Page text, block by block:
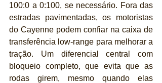
100:0 a 0:100, se necessário. Fora das
estradas pavimentadas, os motoristas
do Cayenne podem confiar na caixa de
transferência low-range para melhorar a
tração. Um diferencial central com
bloqueio completo, que evita que as
rodas girem, mesmo quando elas